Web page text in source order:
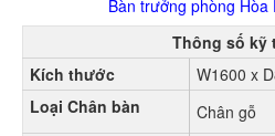
Bàn trưởng phòng Hòa
Thông số kỹ
Kích thước
W1600 x
Loại Chân bàn
Chân gỗ